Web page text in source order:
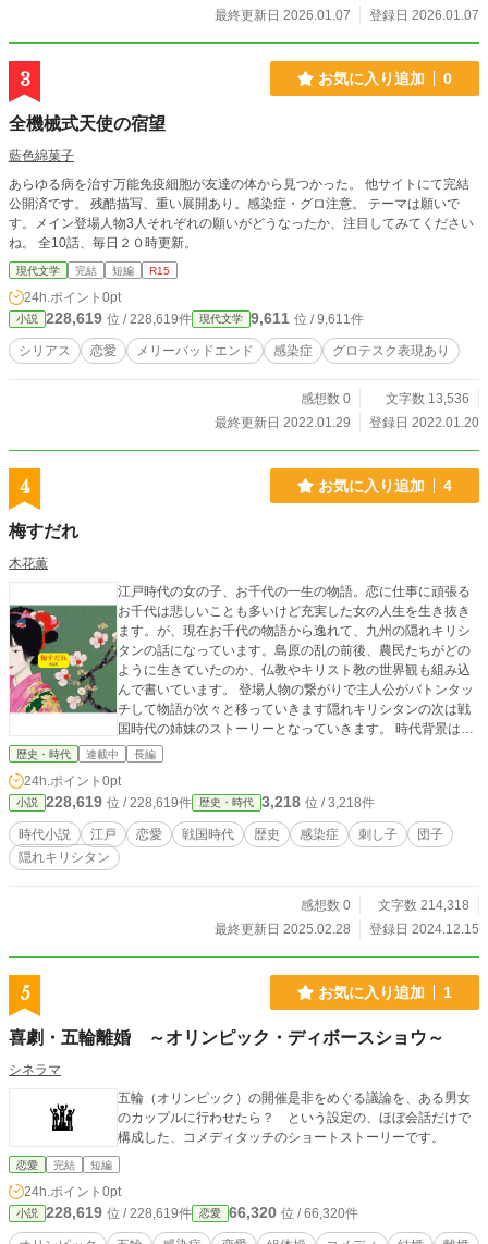
最終更新日 2026.01.07
登録日 2026.01.07
3 お気に入り追加 0
全機械式天使の宿望
藍色綿菓子
あらゆる病を治す万能免疫細胞が友達の体から見つかった。 他サイトにて完結
公開済です。 残酷描写、重い展開あり。感染症・グロ注意。 テーマは願いで
す。メイン登場人物3人それぞれの願いがどうなったか、注目してみてください
ね。 全10話、毎日２０時更新。
現代文学 完結 短編 R15
24h.ポイント 0pt
小説 228,619 位 / 228,619件 現代文学 9,611 位 / 9,611件
シリアス 恋愛 メリーバッドエンド 感染症 グロテスク表現あり
感想数 0
文字数 13,536
最終更新日 2022.01.29
登録日 2022.01.20
4 お気に入り追加 4
梅すだれ
木花薫
江戸時代の女の子、お千代の一生の物語。恋に仕事に頑張る
お千代は悲しいことも多いけど充実した女の人生を生き抜き
ます。が、現在お千代の物語から逸れて、九州の隠れキリシ
タンの話になっています。島原の乱の前後、農民たちがどの
ように生きていたのか、仏教やキリスト教の世界観も組み込
んで書いています。 登場人物の繋がりで主人公がバトンタッ
チして物語が次々と移っていきます隠れキリシタンの次は戦
国時代の姉妹のストーリーとなっていきます。 時代背景は戦
国時代から江戸時代初期の歴史とリンクさせてあります。長
歴史・時代 連載中 長編
24h.ポイント 0pt
小説 228,619 位 / 228,619件 歴史・時代 3,218 位 / 3,218件
時代小説 江戸 恋愛 戦国時代 歴史 感染症 刺し子
団子
隠れキリシタン
感想数 0
文字数 214,318
最終更新日 2025.02.28
登録日 2024.12.15
5 お気に入り追加 1
喜劇・五輪離婚 ～オリンピック・ディボースショウ～
シネラマ
五輪（オリンピック）の開催是非をめぐる議論を、ある男女
のカップルに行わせたら？ という設定の、ほぼ会話だけで
構成した、コメディタッチのショートストーリーです。
恋愛 完結 短編
24h.ポイント 0pt
小説 228,619 位 / 228,619件 恋愛 66,320 位 / 66,320件